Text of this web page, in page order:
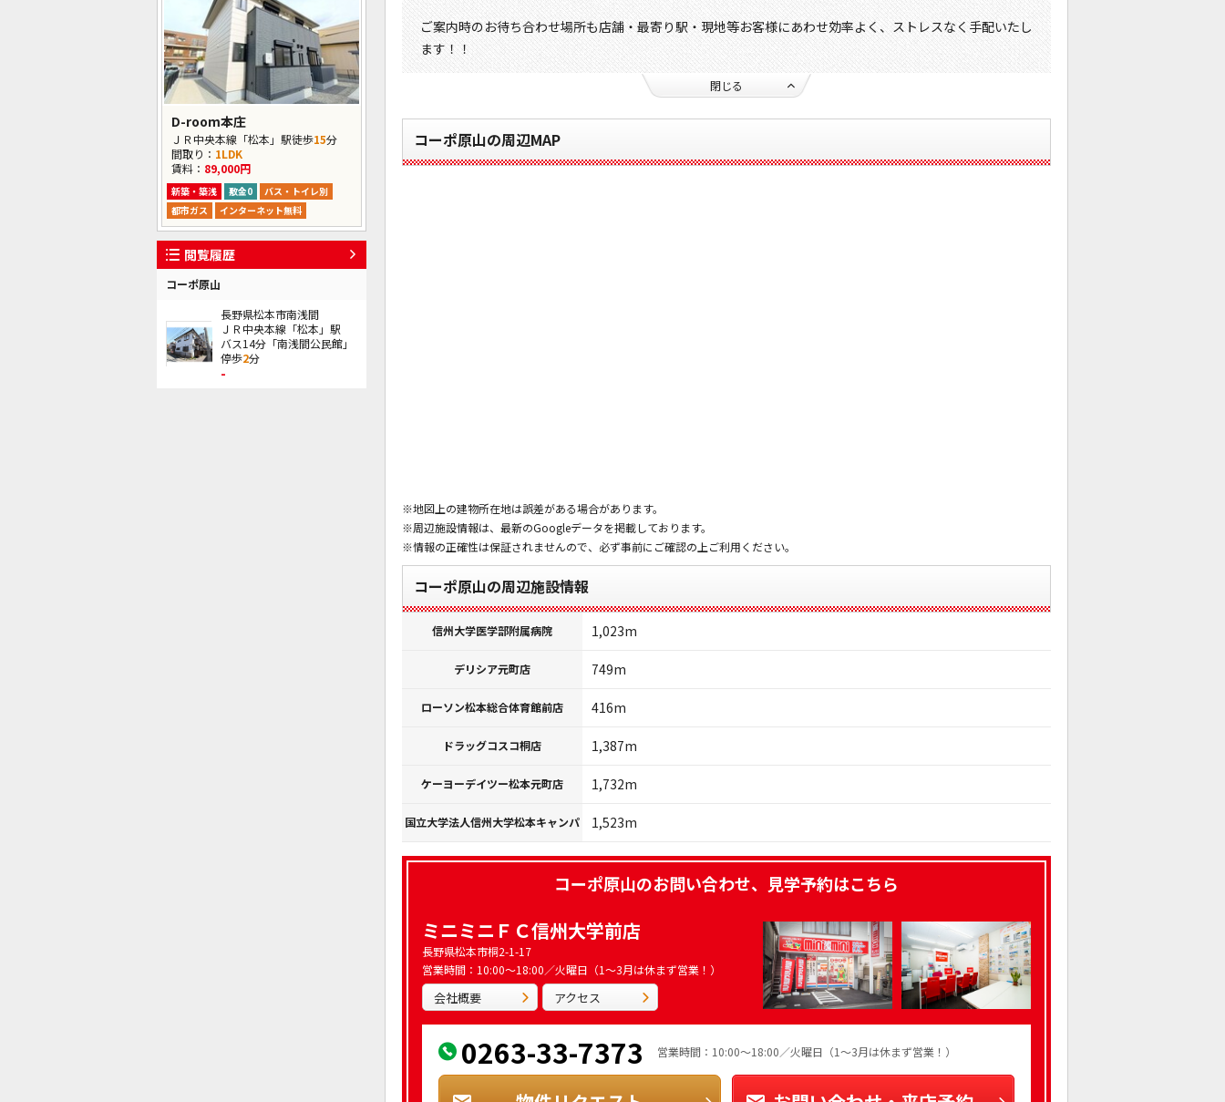
D-room本庄
ＪＲ中央本線「松本」駅徒歩15分
間取り： 1LDK
賃料： 89,000円
新築・築浅 敷金0
バス・トイレ別
都市ガス
インターネット無料
閲覧履歴
コーポ原山
長野県松本市南浅間
ＪＲ中央本線「松本」駅
バス14分「南浅間公民館」
停歩2分
-
ご案内時のお待ち合わせ場所も店舗・最寄り駅・現地等お客様にあわせ効率よく、ストレスなく手配いたし
ます！！
閉じる
コーポ原山の周辺MAP
※地図上の建物所在地は誤差がある場合があります。
※周辺施設情報は、最新のGoogleデータを掲載しております。
※情報の正確性は保証されませんので、必ず事前にご確認の上ご利用ください。
コーポ原山の周辺施設情報
信州大学医学部附属病院 1,023m
デリシア元町店 749m
ローソン松本総合体育館前店 416m
ドラッグコスコ桐店 1,387m
ケーヨーデイツー松本元町店 1,732m
国立大学法人信州大学松本キャンパ 1,523m
コーポ原山のお問い合わせ、見学予約はこちら
ミニミニＦＣ信州大学前店
長野県松本市桐2-1-17
営業時間：10:00～18:00／火曜日（1～3月は休まず営業！）
会社概要 アクセス
0263-33-7373 営業時間：10:00～18:00／火曜日（1～3月は休まず営業！）